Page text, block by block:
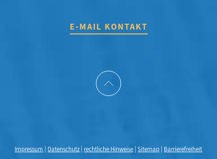
E-MAIL KONTAKT
Impressum Datenschutz rechtliche Hinweise |Sitemap Barrierefreiheit